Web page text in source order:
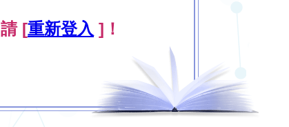
請 [重新登入 ]！